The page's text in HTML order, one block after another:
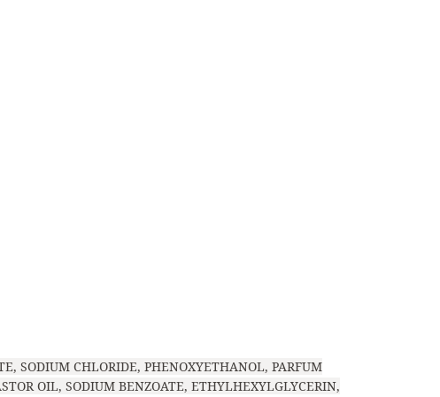
SODIUM CHLORIDE, PHENOXYETHANOL, PARFUM
OIL, SODIUM BENZOATE, ETHYLHEXYLGLYCERIN,